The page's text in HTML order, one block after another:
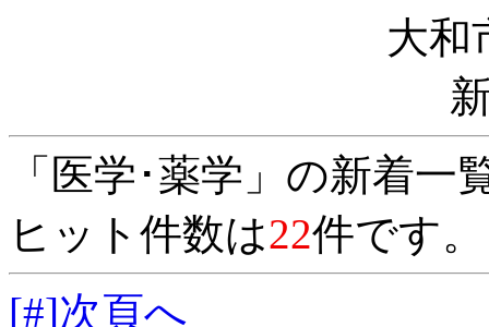
大和
「医学･薬学」の新着一
ヒット件数は22件です
[#]次頁へ